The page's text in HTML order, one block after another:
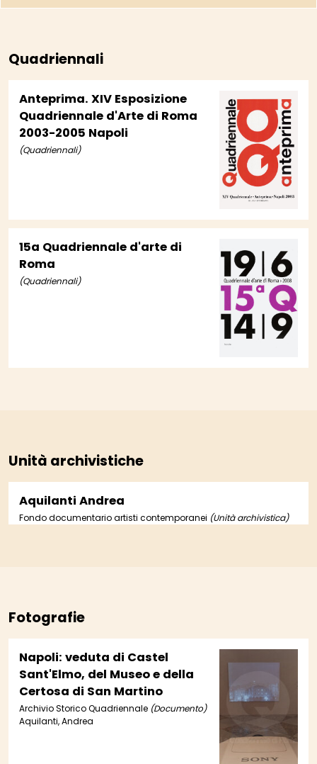
Quadriennali
Anteprima. XIV Esposizione
Quadriennale d'Arte di Roma
2003-2005 Napoli
(Quadriennali)
15a Quadriennale d'arte di
Roma
(Quadriennali)
Unità archivistiche
Aquilanti Andrea
Fondo documentario artisti contemporanei (Unità archivistica)
Fotografie
Napoli: veduta di Castel
Sant'Elmo, del Museo e della
Certosa di San Martino
Archivio Storico Quadriennale (Documento)
Aquilanti, Andrea